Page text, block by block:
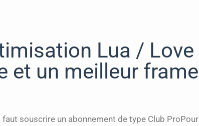
Lua / Love
et un meilleur frame
souscrire un abonnement de type Club ProPour